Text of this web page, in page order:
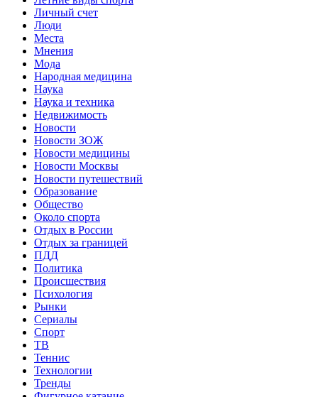
Личный счет
Люди
Места
Мнения
Мода
Народная медицина
Наука
Наука и техника
Недвижимость
Новости
Новости ЗОЖ
Новости медицины
Новости Москвы
Новости путешествий
Образование
Общество
Около спорта
Отдых в России
Отдых за границей
ПДД
Политика
Происшествия
Психология
Рынки
Сериалы
Спорт
ТВ
Теннис
Технологии
Тренды